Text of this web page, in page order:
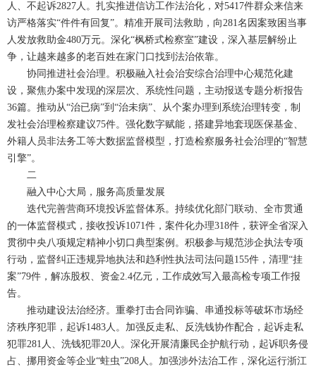
人、不起诉2827人。扎实推进信访工作法治化，对5417件群众来信来
访严格落实“件件有回复”。精准开展司法救助，向281名因案致困当事
人发放救助金480万元。深化“枫桥式检察室”建设，深入基层解纷止
争，让越来越多的老百姓在家门口找到法治依靠。
协同推进社会治理。积极融入社会治安综合治理中心规范化建
设，聚焦办案中发现的深层次、系统性问题，主动报送专题分析报告
36篇。推动从“治已病”到“治未病”、从个案办理到系统治理转变，制
发社会治理检察建议75件。强化数字赋能，搭建异地套现医保基金、
外籍人员非法务工等大数据监督模型，打造检察服务社会治理的“智慧
引擎”。
二
融入中心大局，服务高质量发展
迭代完善营商环境投诉监督体系。持续优化部门联动、全市贯通
的一体监督模式，接收投诉1071件，案件化办理318件，获评全省深入
贯彻中央八项规定精神小切口典型案例。积极参与规范涉企执法专项
行动，监督纠正违规异地执法和趋利性执法司法问题155件，清理“挂
案”79件，解冻股权、资金2.4亿元，工作成效写入最高检专项工作报
告。
推动建设法治经济。重拳打击合同诈骗、串通投标等破坏市场经
济秩序犯罪，起诉1483人。加强反走私、反洗钱协作配合，起诉走私
犯罪281人、洗钱犯罪20人。深化开展清廉民企护航行动，起诉职务侵
占、挪用资金等企业“蛀虫”208人。加强涉外法治工作，深化运行浙江